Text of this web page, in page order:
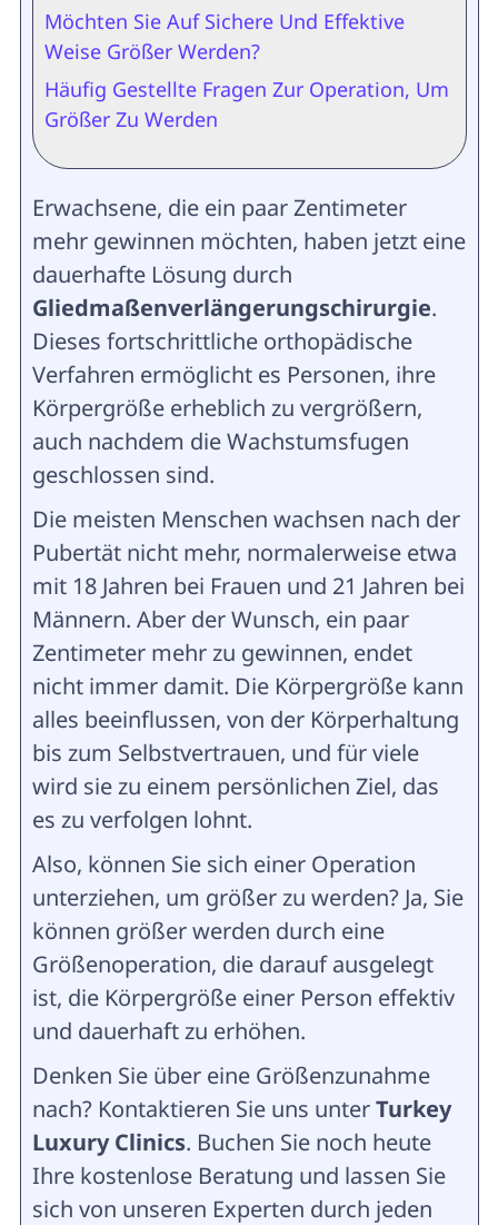
Möchten Sie Auf Sichere Und Effektive
Weise Größer Werden?
Häufig Gestellte Fragen Zur Operation, Um
Größer Zu Werden
Erwachsene, die ein paar Zentimeter
mehr gewinnen möchten, haben jetzt eine
dauerhafte Lösung durch
Gliedmaßenverlängerungschirurgie.
Dieses fortschrittliche orthopädische
Verfahren ermöglicht es Personen, ihre
Körpergröße erheblich zu vergrößern,
auch nachdem die Wachstumsfugen
geschlossen sind.
Die meisten Menschen wachsen nach der
Pubertät nicht mehr, normalerweise etwa
mit 18 Jahren bei Frauen und 21 Jahren bei
Männern. Aber der Wunsch, ein paar
Zentimeter mehr zu gewinnen, endet
nicht immer damit. Die Körpergröße kann
alles beeinflussen, von der Körperhaltung
bis zum Selbstvertrauen, und für viele
wird sie zu einem persönlichen Ziel, das
es zu verfolgen lohnt.
Also, können Sie sich einer Operation
unterziehen, um größer zu werden? Ja, Sie
können größer werden durch eine
Größenoperation, die darauf ausgelegt
ist, die Körpergröße einer Person effektiv
und dauerhaft zu erhöhen.
Denken Sie über eine Größenzunahme
nach? Kontaktieren Sie uns unterTurkey
Luxury Clinics. Buchen Sie noch heute
Ihre kostenlose Beratung und lassen Sie
sich von unseren Experten durch jeden